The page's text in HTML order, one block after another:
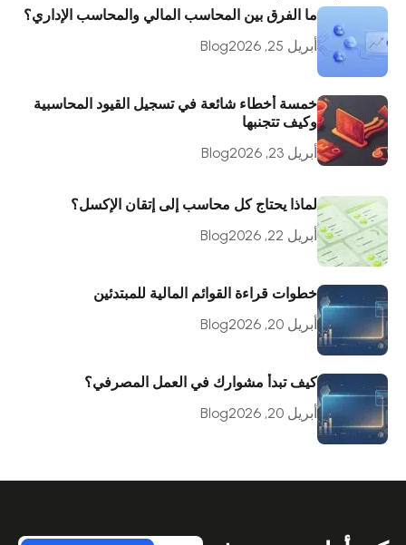
ما الفرق بين المحاسب المالي والمحاسب الإداري؟
أبريل 25, 2026
Blog
خمسة أخطاء شائعة في تسجيل القيود المحاسبية
وكيف تتجنبها
أبريل 23, 2026
Blog
لماذا يحتاج كل محاسب إلى إتقان الإكسل؟
أبريل 22, 2026
Blog
خطوات قراءة القوائم المالية للمبتدئين
أبريل 20, 2026
Blog
كيف تبدأ مشوارك في العمل المصرفي؟
أبريل 20, 2026
Blog